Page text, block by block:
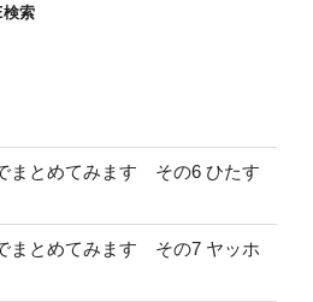
検索
まとめてみます その6 ひたす
まとめてみます その7 ヤッホ